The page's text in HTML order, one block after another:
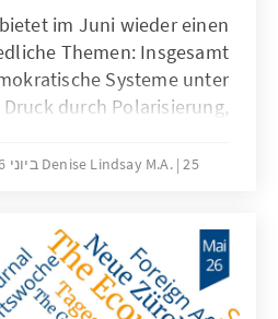
im Juni wieder einen
Themen: Insgesamt
Systeme unter
durch Polarisierung,
sie bewusst verteidigt
als globalen Vermittler
Auseinandersetzung mit
vor allem die Würde
des Menschen sowie einen
Denise Lindsay M.A. 25 ביוני 2026